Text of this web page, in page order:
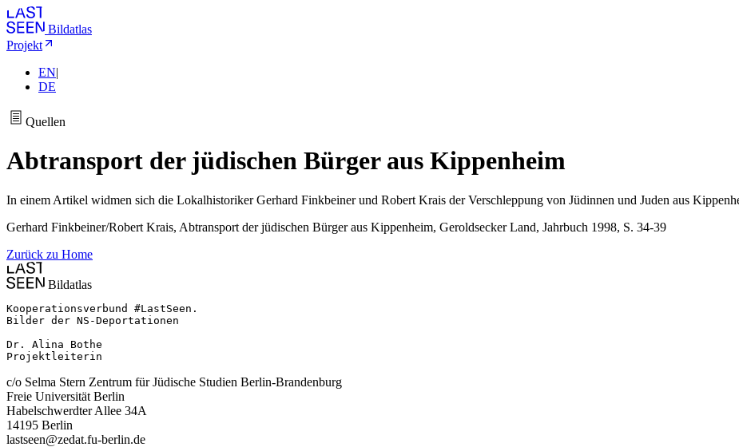
Bildatlas
Projekt
EN|
DE
Quellen
Abtransport der jüdischen Bürger aus Kippenheim
In einem Artikel widmen sich die Lokalhistoriker Gerhard Finkbeiner und Robert Krais der Verschleppung von Jüdinnen und Juden aus
Gerhard Finkbeiner/Robert Krais, Abtransport der jüdischen Bürger aus Kippenheim, Geroldsecker Land, Jahrbuch 1998, S. 34-39
Zurück zu Home
Bildatlas
Kooperationsverbund #LastSeen.
Bilder der NS-Deportationen
Dr. Alina Bothe
Projektleiterin
c/o Selma Stern Zentrum für Jüdische Studien Berlin-Brandenburg
Freie Universität Berlin
Habelschwerdter Allee 34A
14195 Berlin
lastseen@zedat.fu-berlin.de